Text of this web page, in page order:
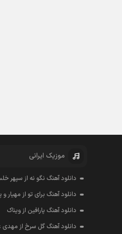
موزیک ایرانی
دانلود آهنگ نگو نه از سپهر
دانلود آهنگ برای تو از مهیار و
دانلود آهنگ پارافین از ویناک
دانلود آهنگ گل سرخ از مهدی